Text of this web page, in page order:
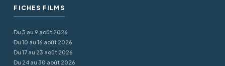
FICHES FILMS
Du 3 au 9 août 2026
Du 10 au 16 août 2026
Du 17 au 23 août 2026
Du 24 au 30 août 2026